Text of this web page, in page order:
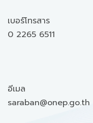
เบอร์โทรสาร
0 2265 6511
อีเมล
saraban@onep.go.th